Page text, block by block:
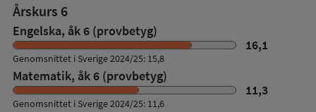
Årskurs 6
Engelska, åk 6 (provbetyg)
16,1
Genomsnittet i Sverige 2024/25: 15,8
Matematik, åk 6 (provbetyg)
11,3
Genomsnittet i Sverige 2024/25: 11,6